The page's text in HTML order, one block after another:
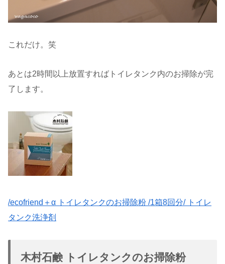
これだけ。笑
あとは2時間以上放置すればトイレタンク内のお掃除が完
了します。
/ecofriend＋α トイレタンクのお掃除粉 /1箱8回分/ トイレ
タンク洗浄剤
木村石鹸 トイレタンクのお掃除粉